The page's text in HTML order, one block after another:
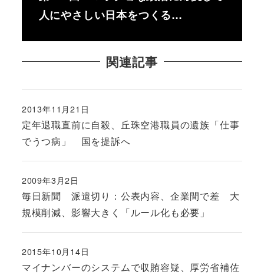
人にやさしい日本をつくる…
関連記事
定年退職直前に自殺、丘珠空港職員の遺族「仕事
でうつ病」 国を提訴へ
投稿日
2013年11月21日
毎日新聞 派遣切り：公表内容、企業間で差 大
規模削減、影響大きく「ルール化も必要」
投稿日
2009年3月2日
マイナンバーのシステムで収賄容疑、厚労省補佐
投稿日
2015年10月14日